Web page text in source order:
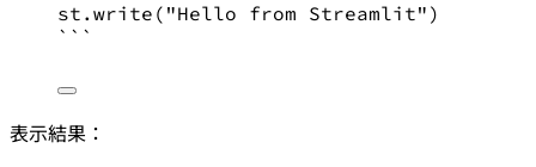
st.write( "Hello from Streamlit" )
```
表示結果：